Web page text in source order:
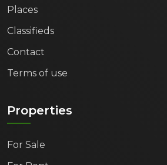
Places
Classifieds
Contact
Terms of use
Properties
For Sale